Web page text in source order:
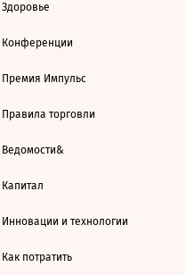
Здоровье
Конференции
Премия Импульс
Правила торговли
Ведомости&
Капитал
Инновации и технологии
Как потратить